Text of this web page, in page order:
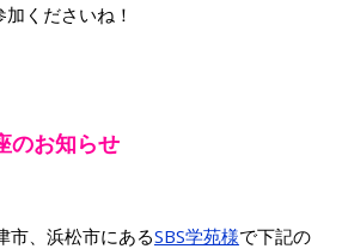
くださいね！
のお知らせ
市、浜松市にあるSBS学苑様で下記の